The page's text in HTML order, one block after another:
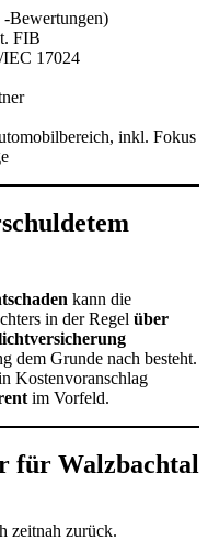
Bewertungen)
FIB
17024
inkl. Fokus
kann die
in der Regel über
dem Grunde nach besteht.
Kostenvoranschlag
im Vorfeld.
für Walzbachtal
zeitnah zurück.